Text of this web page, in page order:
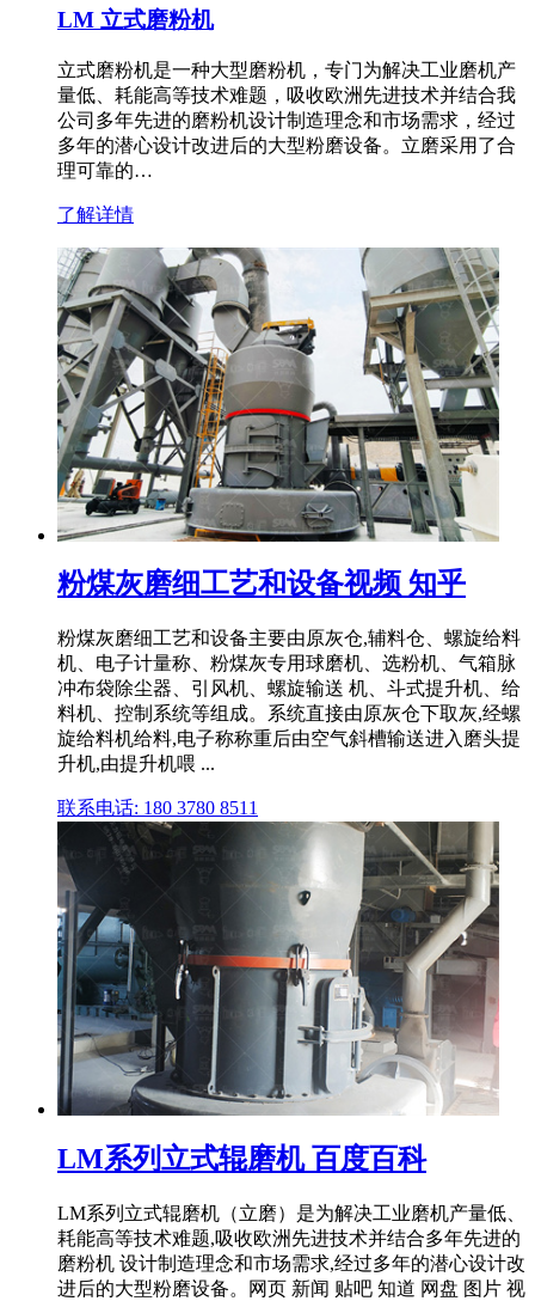
LM 立式磨粉机
立式磨粉机是一种大型磨粉机，专门为解决工业磨机产
量低、耗能高等技术难题，吸收欧洲先进技术并结合我
公司多年先进的磨粉机设计制造理念和市场需求，经过
多年的潜心设计改进后的大型粉磨设备。立磨采用了合
理可靠的…
了解详情
粉煤灰磨细工艺和设备视频 知乎
粉煤灰磨细工艺和设备主要由原灰仓,辅料仓、螺旋给料
机、电子计量称、粉煤灰专用球磨机、选粉机、气箱脉
冲布袋除尘器、引风机、螺旋输送 机、斗式提升机、给
料机、控制系统等组成。系统直接由原灰仓下取灰,经螺
旋给料机给料,电子称称重后由空气斜槽输送进入磨头提
升机,由提升机喂 ...
联系电话: 180 3780 8511
LM系列立式辊磨机 百度百科
LM系列立式辊磨机（立磨）是为解决工业磨机产量低、
耗能高等技术难题,吸收欧洲先进技术并结合多年先进的
磨粉机 设计制造理念和市场需求,经过多年的潜心设计改
进后的大型粉磨设备。网页 新闻 贴吧 知道 网盘 图片 视